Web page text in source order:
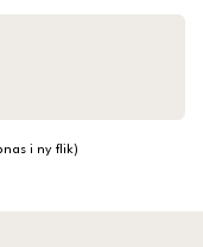
i ny flik)